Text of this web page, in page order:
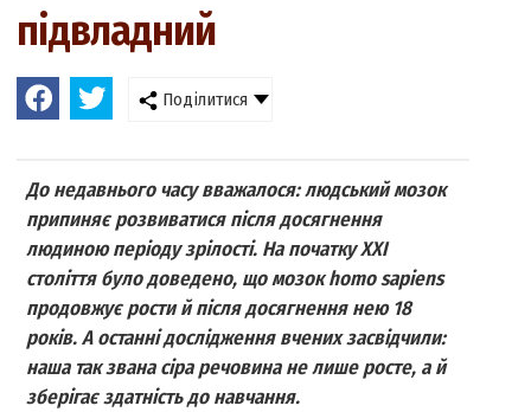
підвладний
Поділитися
До недавнього часу вважалося: людський мозок
припиняє розвиватися після досягнення
людиною періоду зрілості. На початку ХХІ
століття було доведено, що мозок homo sapiens
продовжує рости й після досягнення нею 18
років. А останні дослідження вчених засвідчили:
наша так звана сіра речовина не лише росте, а й
зберігає здатність до навчання.